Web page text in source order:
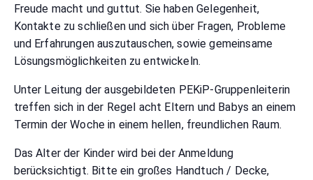
Freude macht und guttut. Sie haben Gelegenheit,
Kontakte zu schließen und sich über Fragen, Probleme
und Erfahrungen auszutauschen, sowie gemeinsame
Lösungsmöglichkeiten zu entwickeln.
Unter Leitung der ausgebildeten PEKiP-Gruppenleiterin
treffen sich in der Regel acht Eltern und Babys an einem
Termin der Woche in einem hellen, freundlichen Raum.
Das Alter der Kinder wird bei der Anmeldung
berücksichtigt. Bitte ein großes Handtuch / Decke,